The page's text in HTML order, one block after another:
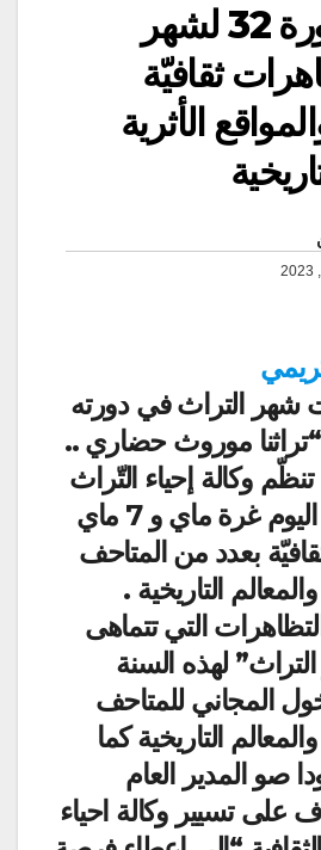
احتفاء بالدورة 32 لشهر
ثقافيّة
الأثرية
شهر التراث في دورته
موروث حضاري ..
وكالة إحياء التّراث
والتنمية الثقافيّة اليوم غرة ماي و 7 ماي
بعدد من المتاحف
التاريخية .
التي تتماهى
لهذه السنة
المجاني للمتاحف
التاريخية كما
صو المدير العام
على تسيير وكالة احياء